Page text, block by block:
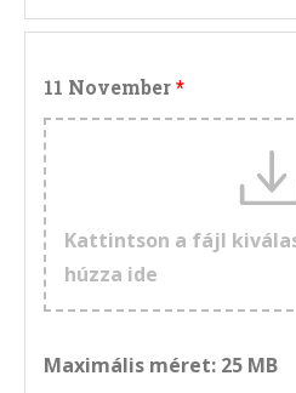
11 November
Kattintson a fájl
húzza ide
Maximális méret: 25 MB